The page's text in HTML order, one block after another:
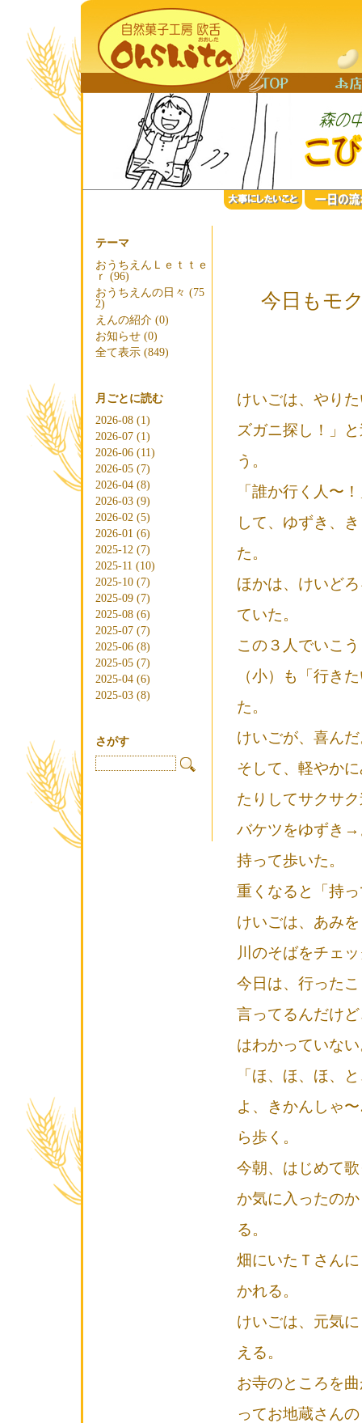
テーマ
おうちえんＬｅｔｔｅ
ｒ (96)
おうちえんの日々 (75
2)
えんの紹介 (0)
お知らせ (0)
全て表示 (849)
月ごとに読む
2026-08 (1)
2026-07 (1)
2026-06 (11)
2026-05 (7)
2026-04 (8)
2026-03 (9)
2026-02 (5)
2026-01 (6)
2025-12 (7)
2025-11 (10)
2025-10 (7)
2025-09 (7)
2025-08 (6)
2025-07 (7)
2025-06 (8)
2025-05 (7)
2025-04 (6)
2025-03 (8)
さがす
今日もモ
けいごは、やり
ズガニ探し！」
う。
「誰か行く人〜
して、ゆずき、
た。
ほかは、けいど
ていた。
この３人でいこ
（小）も「行き
た。
けいごが、喜ん
そして、軽やか
たりしてサクサ
バケツをゆずき
持って歩いた。
重くなると「持
けいごは、あみ
川のそばをチェ
今日は、行った
言ってるんだけ
はわかっていな
「ほ、ほ、ほ、
よ、きかんしゃ
ら歩く。
今朝、はじめて
か気に入ったの
る。
畑にいたＴさん
かれる。
けいごは、元気
える。
お寺のところを
ってお地蔵さん